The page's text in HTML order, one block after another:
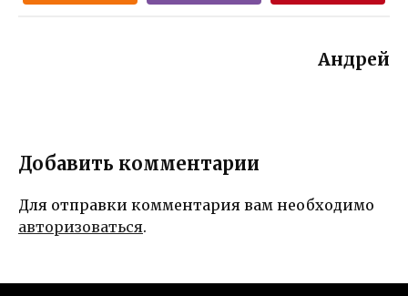
Андрей
Добавить комментарии
Для отправки комментария вам необходимо
авторизоваться.